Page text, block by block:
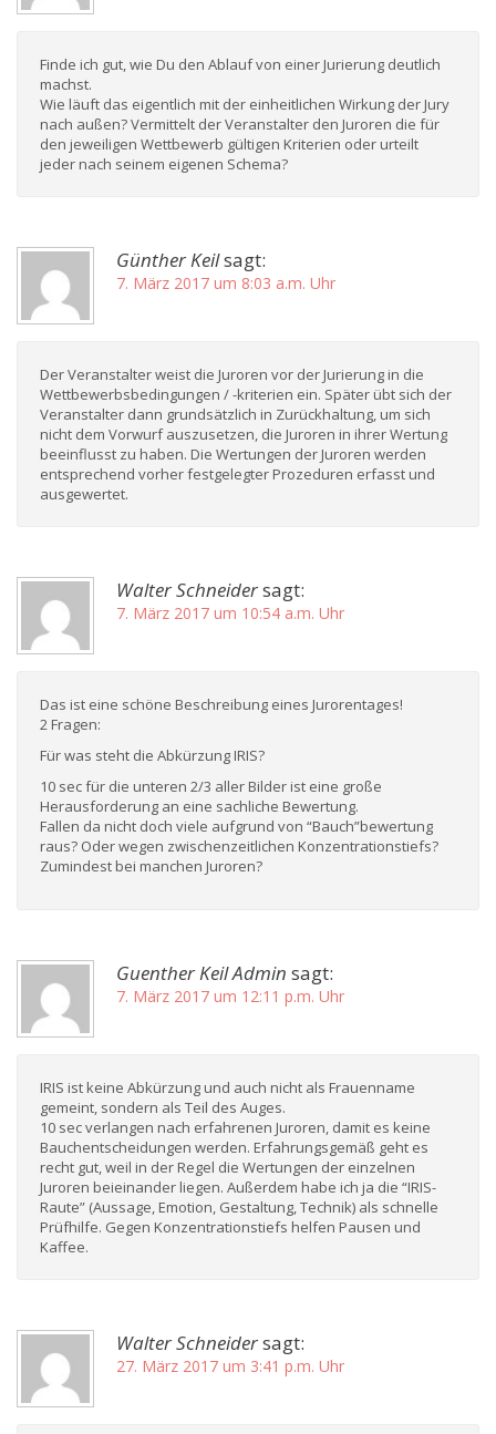
Finde ich gut, wie Du den Ablauf von einer Jurierung deutlich
machst.
Wie läuft das eigentlich mit der einheitlichen Wirkung der Jury
nach außen? Vermittelt der Veranstalter den Juroren die für
den jeweiligen Wettbewerb gültigen Kriterien oder urteilt
jeder nach seinem eigenen Schema?
Günther Keilsagt:
7. März 2017 um 8:03 a.m. Uhr
Der Veranstalter weist die Juroren vor der Jurierung in die
Wettbewerbsbedingungen / -kriterien ein. Später übt sich der
Veranstalter dann grundsätzlich in Zurückhaltung, um sich
nicht dem Vorwurf auszusetzen, die Juroren in ihrer Wertung
beeinflusst zu haben. Die Wertungen der Juroren werden
entsprechend vorher festgelegter Prozeduren erfasst und
ausgewertet.
Walter Schneidersagt:
7. März 2017 um 10:54 a.m. Uhr
Das ist eine schöne Beschreibung eines Jurorentages!
2 Fragen:
Für was steht die Abkürzung IRIS?
10 sec für die unteren 2/3 aller Bilder ist eine große
Herausforderung an eine sachliche Bewertung.
Fallen da nicht doch viele aufgrund von “Bauch”bewertung
raus? Oder wegen zwischenzeitlichen Konzentrationstiefs?
Zumindest bei manchen Juroren?
Guenther Keil Admin sagt:
7. März 2017 um 12:11 p.m. Uhr
IRIS ist keine Abkürzung und auch nicht als Frauenname
gemeint, sondern als Teil des Auges.
10 sec verlangen nach erfahrenen Juroren, damit es keine
Bauchentscheidungen werden. Erfahrungsgemäß geht es
recht gut, weil in der Regel die Wertungen der einzelnen
Juroren beieinander liegen. Außerdem habe ich ja die “IRIS-
Raute” (Aussage, Emotion, Gestaltung, Technik) als schnelle
Prüfhilfe. Gegen Konzentrationstiefs helfen Pausen und
Kaffee.
Walter Schneidersagt:
27. März 2017 um 3:41 p.m. Uhr